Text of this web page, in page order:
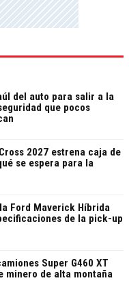
del auto para salir a la
que pocos
2027 estrena caja de
se espera para la
Ford Maverick Híbrida
de la pick-up
Super G460 XT
minero de alta montaña